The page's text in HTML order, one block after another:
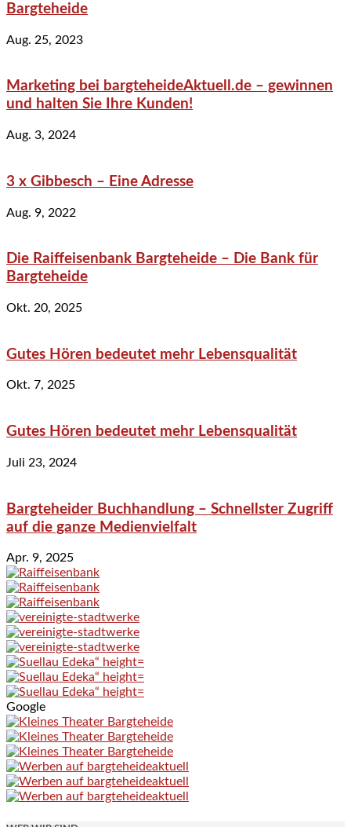
Bargteheide
Aug. 25, 2023
Marketing bei bargteheideAktuell.de – gewinnen
und halten Sie Ihre Kunden!
Aug. 3, 2024
3 x Gibbesch – Eine Adresse
Aug. 9, 2022
Die Raiffeisenbank Bargteheide – Die Bank für
Bargteheide
Okt. 20, 2025
Gutes Hören bedeutet mehr Lebensqualität
Okt. 7, 2025
Gutes Hören bedeutet mehr Lebensqualität
Juli 23, 2024
Bargteheider Buchhandlung – Schnellster Zugriff
auf die ganze Medienvielfalt
Apr. 9, 2025
Google